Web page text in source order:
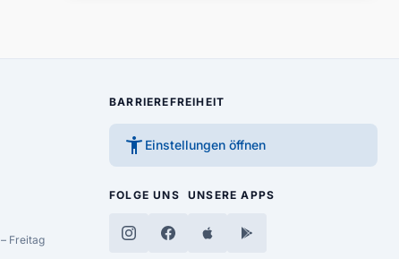
Freitag
BARRIEREFREIHEIT
accessibility_new Einstellungen öffnen
FOLGE UNS UNSERE APPS